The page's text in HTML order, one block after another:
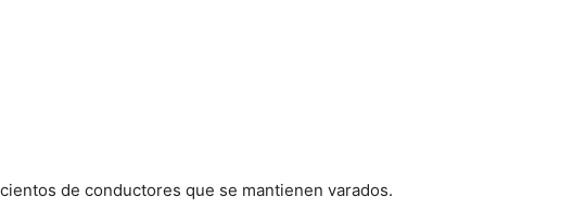
de conductores que se mantienen varados.